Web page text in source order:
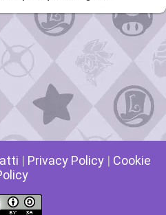
| Privacy Policy | Cookie